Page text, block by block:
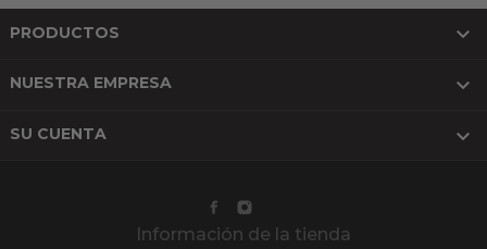
PRODUCTOS 
NUESTRA EMPRESA 
SU CUENTA 
Información de la tienda